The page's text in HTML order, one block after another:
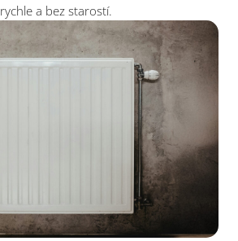
rychle a bez starostí.